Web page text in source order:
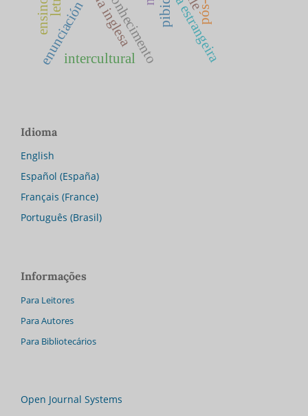
enunciación pibid
intercultural
Idioma
English
Español (España)
Français (France)
Português (Brasil)
Informações
Para Leitores
Para Autores
Para Bibliotecários
Open Journal Systems